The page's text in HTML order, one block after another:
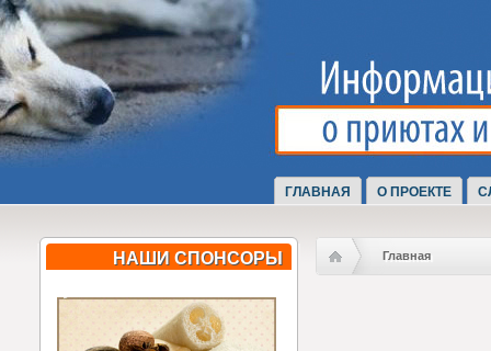
ГЛАВНАЯ О ПРОЕКТЕ
НАШИ СПОНСОРЫ Главная